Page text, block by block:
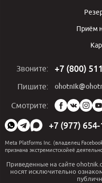
Приём
Звоните: +7 (800)
Пишите:
Смотрите:
Мы
в
социальных
сетях:
+7 (977)
Meta Platforms Inc. (владелец
признана экстремистскойеё
Приведенные на сайте
носят исключительно